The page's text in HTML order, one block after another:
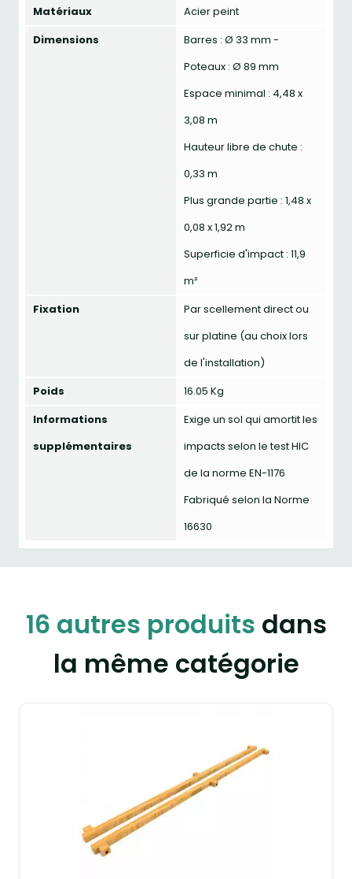
Matériaux
Acier peint
Dimensions
Barres : Ø 33 mm -
Poteaux : Ø 89 mm
Espace minimal : 4,48 x
3,08 m
Hauteur libre de chute :
0,33 m
Plus grande partie : 1,48 x
0,08 x 1,92 m
Superficie d'impact : 11,9
m²
Fixation
Par scellement direct ou
sur platine (au choix lors
de l'installation)
Poids
16.05 Kg
Informations
supplémentaires
Exige un sol qui amortit les
impacts selon le test HIC
de la norme EN-1176
Fabriqué selon la Norme
16630
16 autres produits dans
la même catégorie